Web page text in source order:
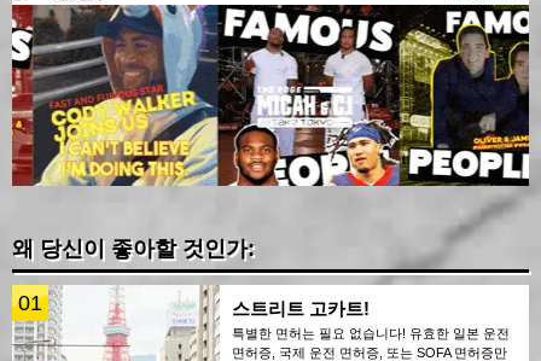
왜 당신이 좋아할 것인가:
01 스트리트 고카트!
특별한 면허는 필요 없습니다! 유효한 일본 운전
면허증, 국제 운전 면허증, 또는 SOFA 면허증만